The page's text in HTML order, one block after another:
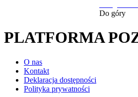
Do góry
PLATFORMA
O nas
Kontakt
Deklaracja dostępności
Polityka prywatności